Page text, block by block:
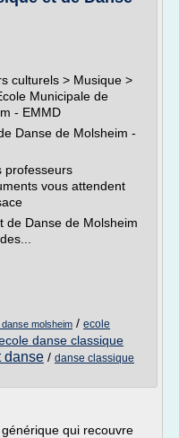
culturels > Musique >
Municipale de
- EMMD
Danse de Molsheim -
professeurs
vous attendent
de Danse de Molsheim
molsheim / ecole
danse classique
danse / danse classique
qui recouvre